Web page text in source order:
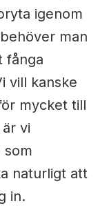
igenom
man
fånga
vill kanske
mycket till
vi
som
naturligt att
in.